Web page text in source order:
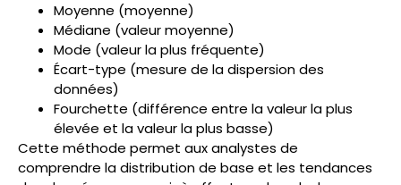
Moyenne (moyenne)
Médiane (valeur moyenne)
Mode (valeur la plus fréquente)
Écart-type (mesure de la dispersion des
données)
Fourchette (différence entre la valeur la plus
élevée et la valeur la plus basse)
Cette méthode permet aux analystes de
comprendre la distribution de base et les tendances